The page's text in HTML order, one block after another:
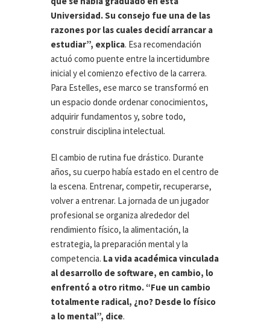
Universidad. Su consejo fue una de las
razones por las cuales decidí arrancar a
estudiar”, explica. Esa recomendación
actuó como puente entre la incertidumbre
inicial y el comienzo efectivo de la carrera.
Para Estelles, ese marco se transformó en
un espacio donde ordenar conocimientos,
adquirir fundamentos y, sobre todo,
construir disciplina intelectual.
El cambio de rutina fue drástico. Durante
años, su cuerpo había estado en el centro de
la escena. Entrenar, competir, recuperarse,
volver a entrenar. La jornada de un jugador
profesional se organiza alrededor del
rendimiento físico, la alimentación, la
estrategia, la preparación mental y la
competencia. La vida académica vinculada
al desarrollo de software, en cambio, lo
enfrentó a otro ritmo. “Fue un cambio
totalmente radical, ¿no? Desde lo físico
a lo mental”, dice.